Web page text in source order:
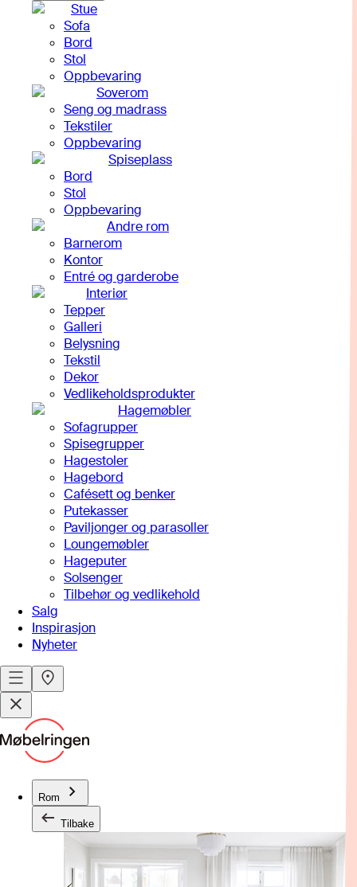
Stue
Sofa
Bord
Stol
Oppbevaring
Soverom
Seng og madrass
Tekstiler
Oppbevaring
Spiseplass
Bord
Stol
Oppbevaring
Andre rom
Barnerom
Kontor
Entré og garderobe
Interiør
Tepper
Galleri
Belysning
Tekstil
Dekor
Vedlikeholdsprodukter
Hagemøbler
Sofagrupper
Spisegrupper
Hagestoler
Hagebord
Cafésett og benker
Putekasser
Paviljonger og parasoller
Loungemøbler
Hageputer
Solsenger
Tilbehør og vedlikehold
Salg
Inspirasjon
Nyheter
Rom
Tilbake